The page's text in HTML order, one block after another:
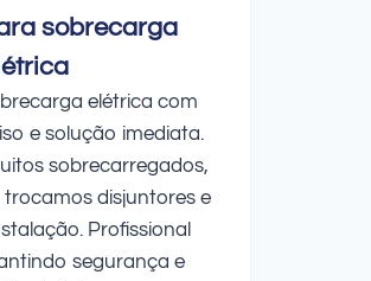
sobrecarga
elétrica com
e solução imediata.
sobrecarregados,
disjuntores e
Profissional
segurança e